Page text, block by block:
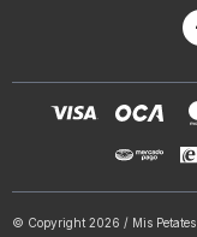
© Copyright 2026 / Mis Petates